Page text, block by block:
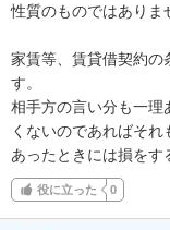
性質のものではありま
家賃等、賃貸借契約の
す。
相手方の言い分も一理
くないのであればそ
あったときには損をす
役に立った 0